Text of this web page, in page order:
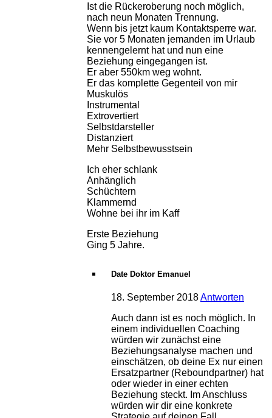
Ist die Rückeroberung noch möglich,
nach neun Monaten Trennung.
Wenn bis jetzt kaum Kontaktsperre war.
Sie vor 5 Monaten jemanden im Urlaub
kennengelernt hat und nun eine
Beziehung eingegangen ist.
Er aber 550km weg wohnt.
Er das komplette Gegenteil von mir
Muskulös
Instrumental
Extrovertiert
Selbstdarsteller
Distanziert
Mehr Selbstbewusstsein
Ich eher schlank
Anhänglich
Schüchtern
Klammernd
Wohne bei ihr im Kaff
Erste Beziehung
Ging 5 Jahre.
Date Doktor Emanuel
18. September 2018Antworten
Auch dann ist es noch möglich. In
einem individuellen Coaching
würden wir zunächst eine
Beziehungsanalyse machen und
einschätzen, ob deine Ex nur einen
Ersatzpartner (Reboundpartner) hat
oder wieder in einer echten
Beziehung steckt. Im Anschluss
würden wir dir eine konkrete